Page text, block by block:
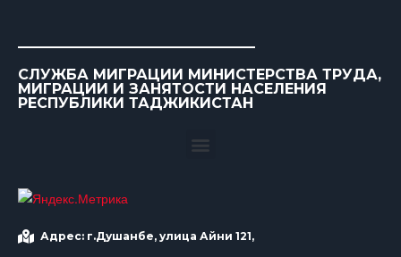
СЛУЖБА МИГРАЦИИ МИНИСТЕРСТВА ТРУДА,
МИГРАЦИИ И ЗАНЯТОСТИ НАСЕЛЕНИЯ
РЕСПУБЛИКИ ТАДЖИКИСТАН
Адрес: г.Душанбе, улица Айни 121,